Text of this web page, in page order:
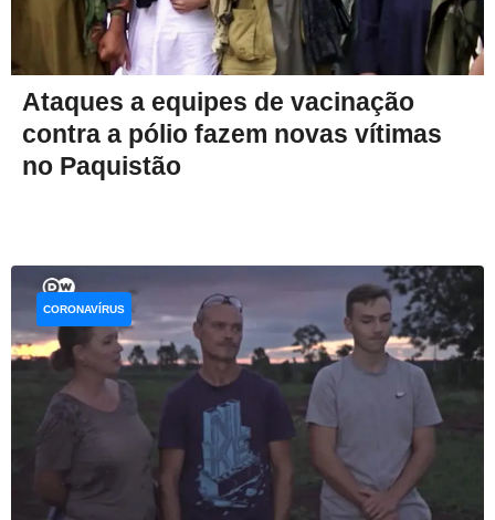
Ataques a equipes de vacinação
contra a pólio fazem novas vítimas
no Paquistão
CORONAVÍRUS